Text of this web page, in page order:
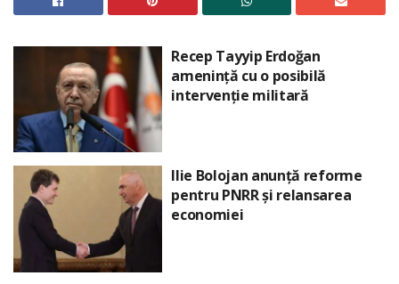
Recep Tayyip Erdoğan
amenință cu o posibilă
intervenție militară
Ilie Bolojan anunță reforme
pentru PNRR și relansarea
economiei